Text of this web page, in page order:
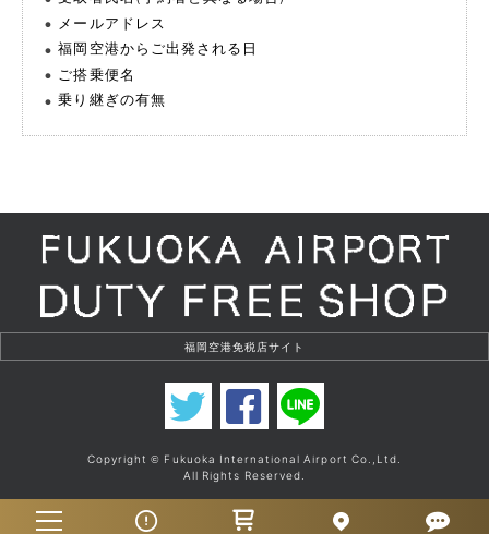
メールアドレス
福岡空港からご出発される日
ご搭乗便名
乗り継ぎの有無
Copyright© Fukuoka International Airport Co.,Ltd.
All Rights Reserved.